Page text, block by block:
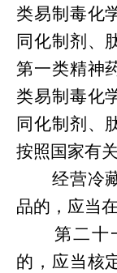
类易制毒化
同化制剂、
第一类精神
类易制毒化
同化制剂、
按照国家有
经营冷
品的，应当
第二十
的，应当核